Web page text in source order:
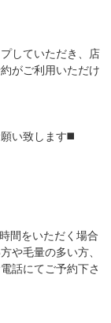
していただき、店
がご利用いただけ
い致します◼️
間をいただく場合
や毛量の多い方、
話にてご予約下さ